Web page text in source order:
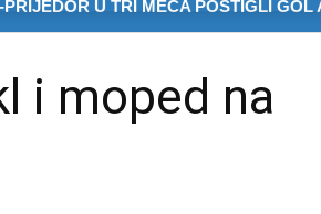
TRI MEČA POSTIGLI GOL A PRIMILI 13
i moped na